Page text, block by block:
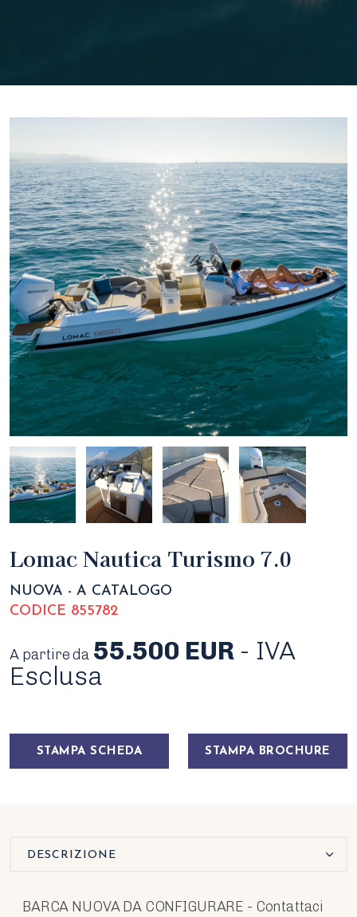
Lomac Nautica Turismo 7.0
NUOVA - A CATALOGO
CODICE 855782
A partire da 55.500 EUR- IVA
Esclusa
STAMPA SCHEDA STAMPA BROCHURE
DESCRIZIONE
BARCA NUOVA DA CONFIGURARE - Contattaci